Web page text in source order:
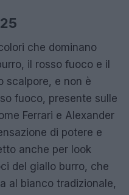
che dominano
il rosso fuoco e il
scalpore, e non è
fuoco, presente sulle
Ferrari e Alexander
di potere e
anche per look
del giallo burro, che
al bianco tradizionale,